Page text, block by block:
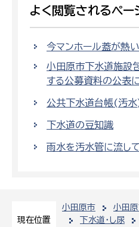
現在位置
小田原市 小田
下水道・し尿
よく閲覧されるペー
今マンホール蓋が熱
小田原市下水道施設
する公募資料の公表
公共下水道台帳(汚
下水道の豆知識
雨水を汚水管に流し